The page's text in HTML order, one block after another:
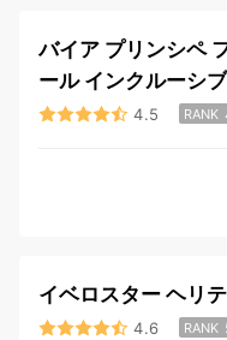
バイア プリンシペ
ール インクルーシブ
4.5 RANK
イベロスター ヘリ
4.6 RANK